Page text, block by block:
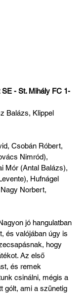
- St. Mihály FC 1-
Balázs, Klippel
Csobán Róbert,
Nimród),
Mór (Antal Balázs),
Hufnágel
Norbert,
jó hangulatban
és valójában úgy is
hogy
Az első
és remek
csinálni, mégis a
gólt, ami a szünetig